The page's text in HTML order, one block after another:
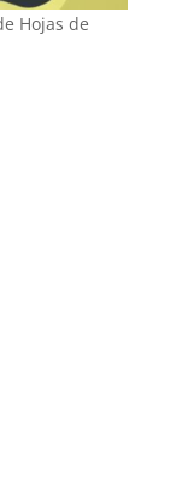
Hojas de